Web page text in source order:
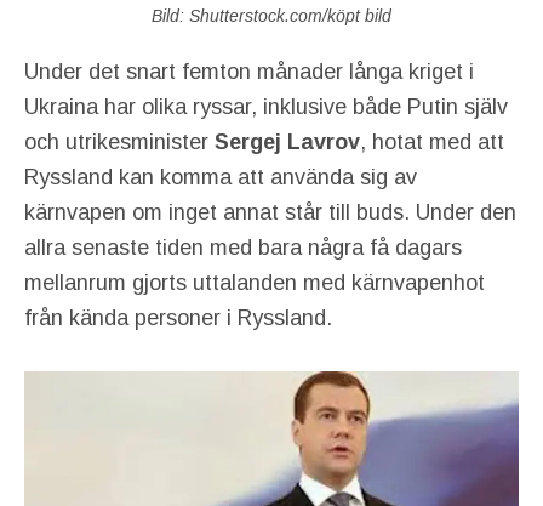
Bild: Shutterstock.com/köpt bild
Under det snart femton månader långa kriget i
Ukraina har olika ryssar, inklusive både Putin själv
och utrikesminister Sergej Lavrov, hotat med att
Ryssland kan komma att använda sig av
kärnvapen om inget annat står till buds. Under den
allra senaste tiden med bara några få dagars
mellanrum gjorts uttalanden med kärnvapenhot
från kända personer i Ryssland.